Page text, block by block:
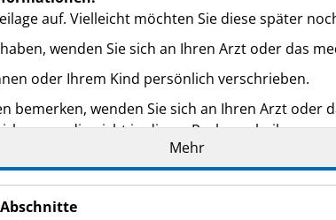
auf. Vielleicht möchten Sie diese später
wenden Sie sich an Ihren Arzt oder das
oder Ihrem Kind persönlich verschrieben.
bemerken, wenden Sie sich an Ihren Arzt oder
die nicht in dieser Packungsbeilage
Mehr